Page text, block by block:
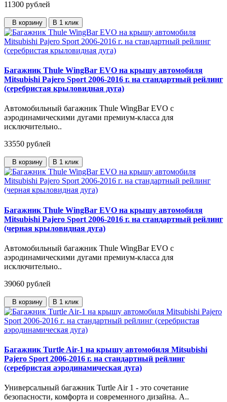
11300 рублей
В корзину В 1 клик
Багажник Thule WingBar EVO на крышу автомобиля
Mitsubishi Pajero Sport 2006-2016 г. на стандартный рейлинг
(серебристая крыловидная дуга)
Автомобильный багажник Thule WingBar EVO с
аэродинамическими дугами премиум-класса для
исключительно..
33550 рублей
В корзину В 1 клик
Багажник Thule WingBar EVO на крышу автомобиля
Mitsubishi Pajero Sport 2006-2016 г. на стандартный рейлинг
(черная крыловидная дуга)
Автомобильный багажник Thule WingBar EVO с
аэродинамическими дугами премиум-класса для
исключительно..
39060 рублей
В корзину В 1 клик
Багажник Turtle Air-1 на крышу автомобиля Mitsubishi
Pajero Sport 2006-2016 г. на стандартный рейлинг
(серебристая аэродинамическая дуга)
Универсальный багажник Turtle Air 1 - это сочетание
безопасности, комфорта и современного дизайна. А..